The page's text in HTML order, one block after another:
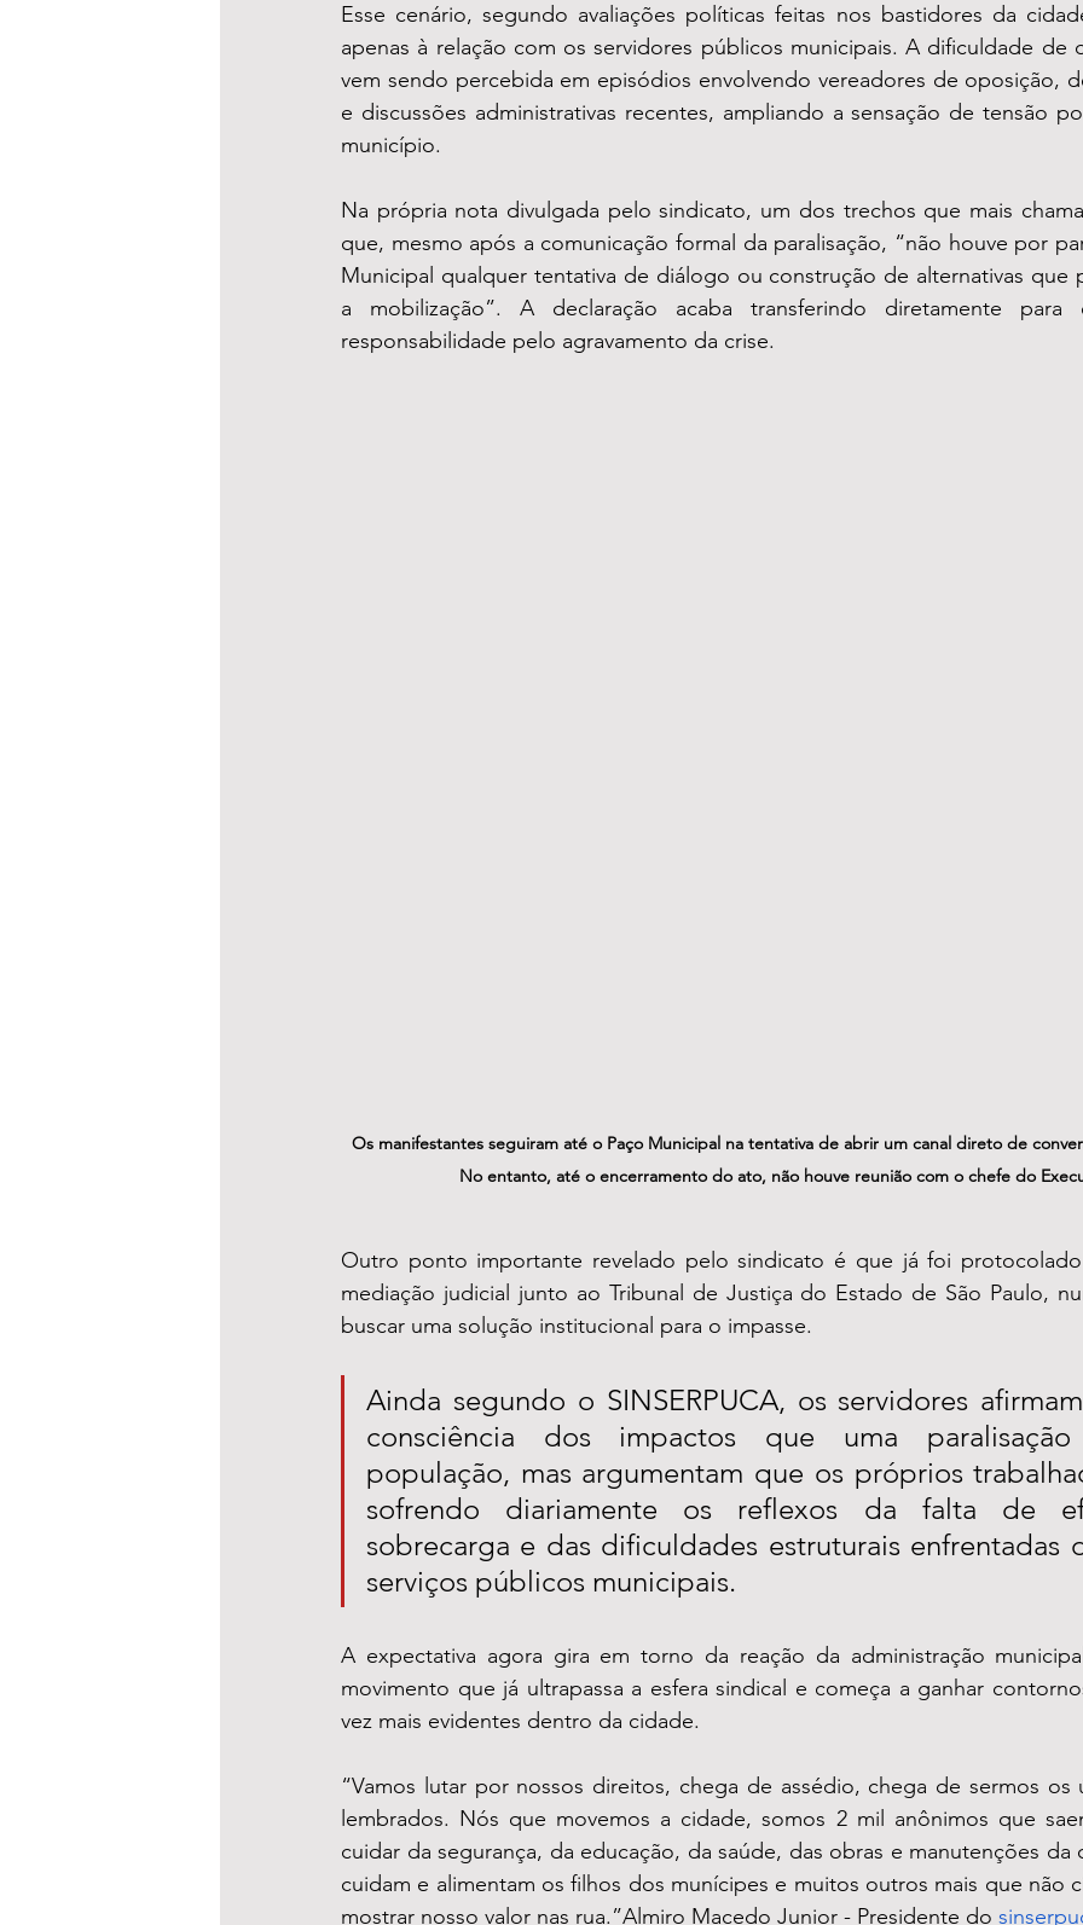
Esse cenário, segundo avaliações políticas feitas nos bastidores da
apenas à relação com os servidores públicos municipais. A dificuldade de
vem sendo percebida em episódios envolvendo vereadores de oposição,
e discussões administrativas recentes, ampliando a sensação de tensão
município.
Na própria nota divulgada pelo sindicato, um dos trechos que mais
que, mesmo após a comunicação formal da paralisação, “não houve por
Municipal qualquer tentativa de diálogo ou construção de alternativas que
a mobilização”. A declaração acaba transferindo diretamente
responsabilidade pelo agravamento da crise.
Os manifestantes seguiram até o Paço Municipal na tentativa de abrir um canal direto de
No entanto, até o encerramento do ato, não houve reunião com o chefe do
Outro ponto importante revelado pelo sindicato é que já foi
mediação judicial junto ao Tribunal de Justiça do Estado de São Paulo,
buscar uma solução institucional para o impasse.
Ainda segundo o SINSERPUCA, os servidores
consciência dos impactos que uma
população, mas argumentam que os próprios
sofrendo diariamente os reflexos da falta de
sobrecarga e das dificuldades estruturais enfrentadas
serviços públicos municipais.
A expectativa agora gira em torno da reação da administração
movimento que já ultrapassa a esfera sindical e começa a ganhar
vez mais evidentes dentro da cidade.
“Vamos lutar por nossos direitos, chega de assédio, chega de sermos os
lembrados. Nós que movemos a cidade, somos 2 mil anônimos que
cuidar da segurança, da educação, da saúde, das obras e manutenções da
cuidam e alimentam os filhos dos munícipes e muitos outros mais que não
mostrar nosso valor nas rua.”Almiro Macedo Junior - Presidente do